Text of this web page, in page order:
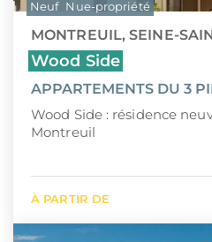
MONTREUIL, SEINE-
Wood Side
APPARTEMENTS DU 3
Wood Side : résidence
Montreuil
À PARTIR DE
Neuf Nue-propriété